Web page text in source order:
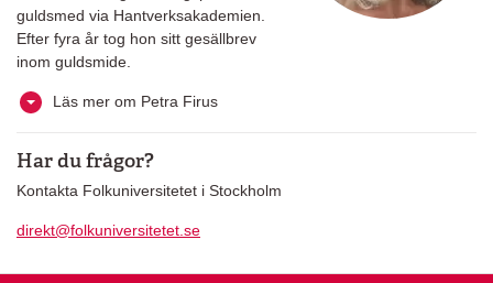
guldsmed via Hantverksakademien.
Efter fyra år tog hon sitt gesällbrev
inom guldsmide.
Läs mer om Petra Firus
Har du frågor?
Kontakta Folkuniversitetet i Stockholm
direkt@folkuniversitetet.se